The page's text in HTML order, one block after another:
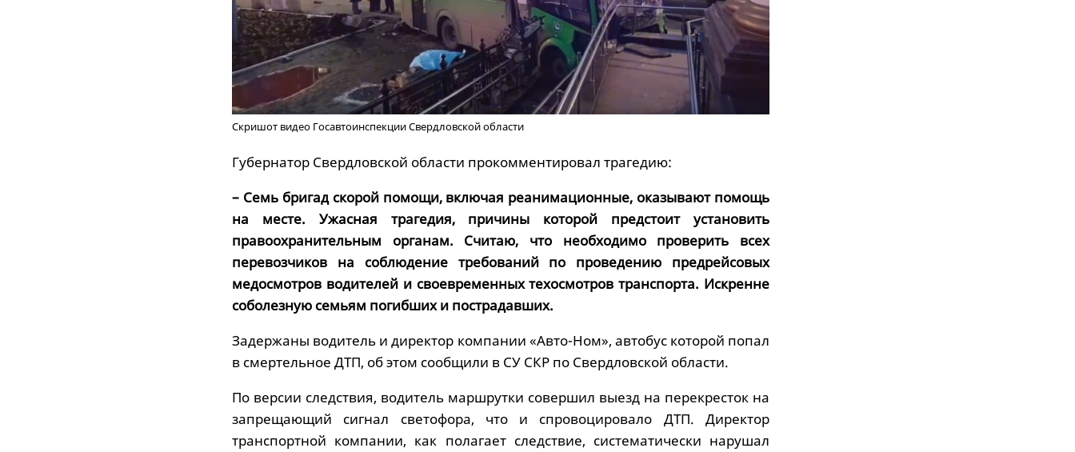
Скришот видео Госавтоинспекции Свердловской области
Губернатор Свердловской области прокомментировал трагедию:
– Семь бригад скорой помощи, включая реанимационные, оказывают помощь
на месте. Ужасная трагедия, причины которой предстоит установить
правоохранительным органам. Считаю, что необходимо проверить всех
перевозчиков на соблюдение требований по проведению предрейсовых
медосмотров водителей и своевременных техосмотров транспорта. Искренне
соболезную семьям погибших и пострадавших.
Задержаны водитель и директор компании «Авто-Ном», автобус которой попал
в смертельное ДТП, об этом сообщили в СУ СКР по Свердловской области.
По версии следствия, водитель маршрутки совершил выезд на перекресток на
запрещающий сигнал светофора, что и спровоцировало ДТП. Директор
транспортной компании, как полагает следствие, систематически нарушал